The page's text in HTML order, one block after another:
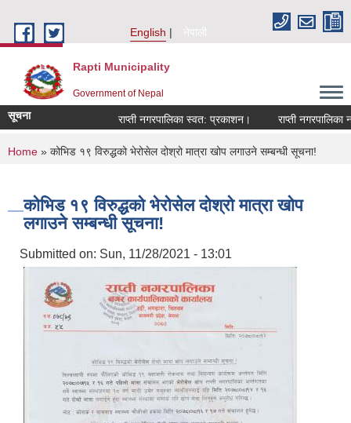
English
नेपाली
Rapti Municipality
Government of Nepal
सूचना राप्ती नगरपालिका स्वत: प्रकाशन। राप्ती नगरपालिका
You are here
Home » कोभिड १९ विरुद्धको भेरोसेल दोश्रो मात्रा खोप लगाउने सम्बन्धी सूचना!
कोभिड १९ विरुद्धको भेरोसेल दोश्रो मात्रा खोप
लगाउने सम्बन्धी सूचना!
Submitted on: Sun, 11/28/2021 - 13:01